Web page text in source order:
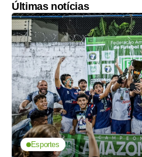
Últimas notícias
Esportes